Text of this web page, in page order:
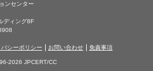
ンセンター
ディング8F
バシーポリシー お問い合わせ 免責事項
2026 JPCERT/CC